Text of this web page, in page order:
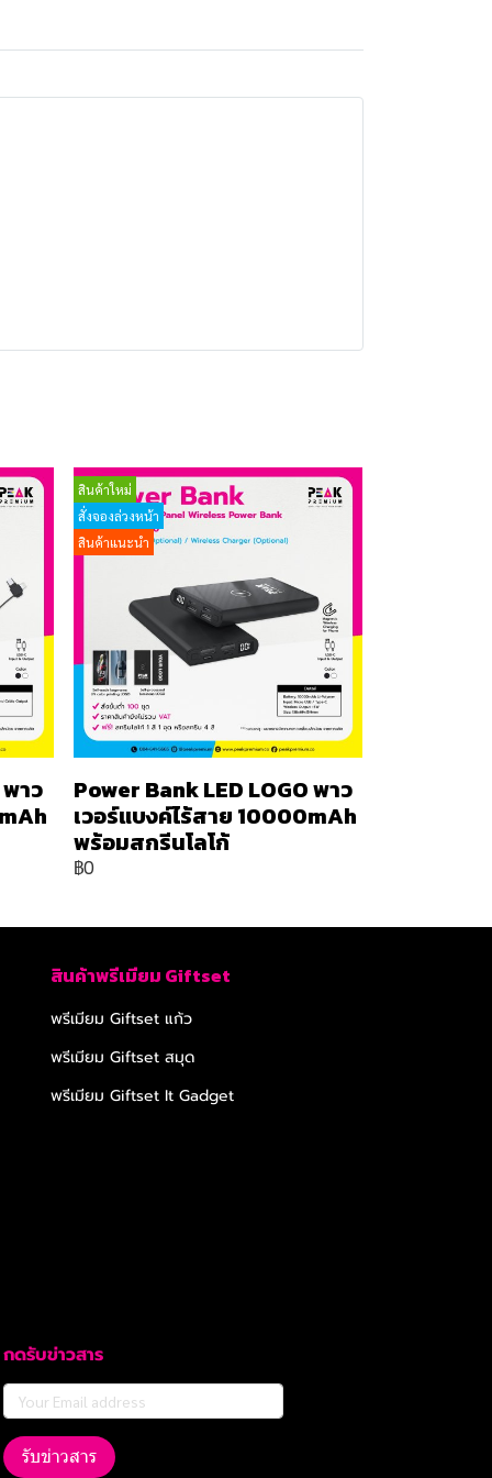
พาว
สินค้าใหม่
สั่งจองล่วงหน้า
สินค้าแนะนำ
Power Bank LED LOGO พาว
เวอร์แบงค์ไร้สาย 10000mAh
พร้อมสกรีนโลโก้
฿0
สินค้าพรีเมียม Giftset
พรีเมียม Giftset แก้ว
พรีเมียม Giftset สมุด
พรีเมียม Giftset It Gadget
กดรับข่าวสาร
รับข่าวสาร